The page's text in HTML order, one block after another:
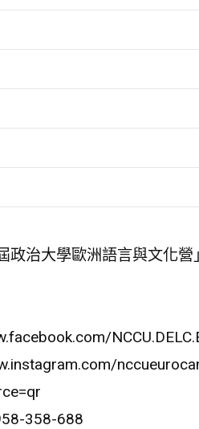
政治大學歐洲語言與文化
358-688